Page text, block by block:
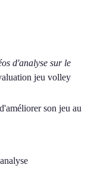
d'analyse sur le
jeu volley
son jeu au